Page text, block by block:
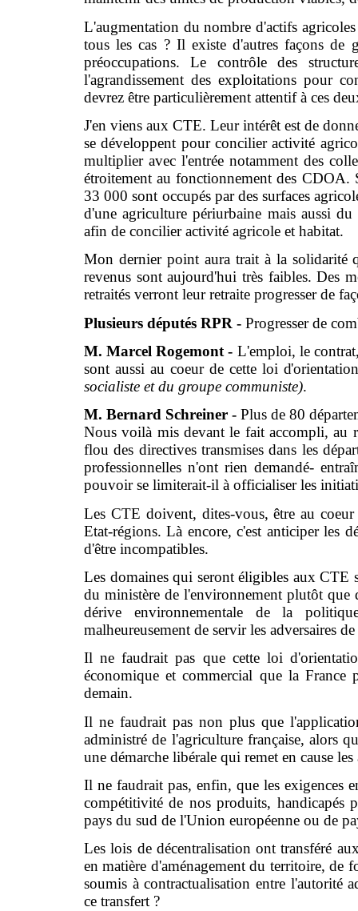
L'augmentation du nombre d'actifs
tous les cas ? Il existe d'autres façons de
préoccupations. Le contrôle des
l'agrandissement des exploitations pour
devrez être particulièrement attentif à ces
J'en viens aux CTE. Leur intérêt est de
se développent pour concilier activité
multiplier avec l'entrée notamment des
étroitement au fonctionnement des CDOA.
33 000 sont occupés par des surfaces
d'une agriculture périurbaine mais aussi
afin de concilier activité agricole et habitat.
Mon dernier point aura trait à la solidarité
revenus sont aujourd'hui très faibles. Des
retraités verront leur retraite progresser de
Plusieurs députés RPR - Progresser de
M. Marcel Rogemont - L'emploi, le
sont aussi au coeur de cette loi
socialiste et du groupe communiste).
M. Bernard Schreiner - Plus de 80
Nous voilà mis devant le fait accompli, au
flou des directives transmises dans les
professionnelles n'ont rien demandé-
pouvoir se limiterait-il à officialiser les
Les CTE doivent, dites-vous, être au
Etat-régions. Là encore, c'est anticiper les
d'être incompatibles.
Les domaines qui seront éligibles aux CTE
du ministère de l'environnement plutôt que
dérive environnementale de la
malheureusement de servir les adversaires
Il ne faudrait pas que cette loi
économique et commercial que la France
demain.
Il ne faudrait pas non plus que
administré de l'agriculture française, alors
une démarche libérale qui remet en cause
Il ne faudrait pas, enfin, que les exigences
compétitivité de nos produits, handicapés
pays du sud de l'Union européenne ou de
Les lois de décentralisation ont transféré
en matière d'aménagement du territoire, de
soumis à contractualisation entre l'autorité
ce transfert ?